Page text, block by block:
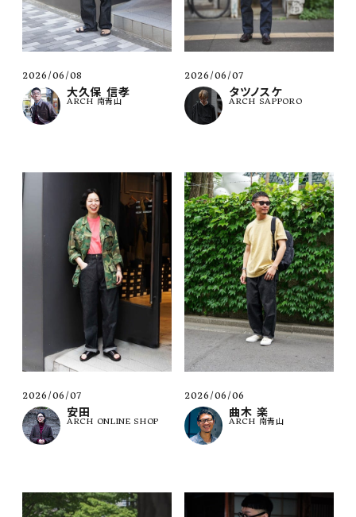
2026/06/08
大久保 信孝
ARCH 南青山
2026/06/07
タツノスケ
ARCH SAPPORO
2026/06/07
安田
ARCH ONLINE SHOP
2026/06/06
曲木 楽
ARCH 南青山